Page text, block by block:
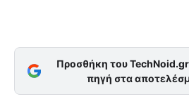
Προσθήκη του
πηγή στα